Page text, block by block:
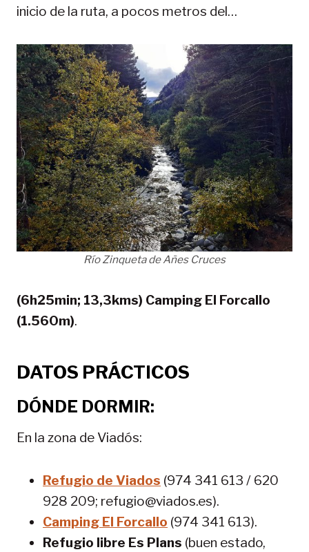
inicio de la ruta, a pocos metros del…
Río Zinqueta de Añes Cruces
(6h25min; 13,3kms) Camping El Forcallo
(1.560m).
DATOS PRÁCTICOS
DÓNDE DORMIR:
En la zona de Viadós:
Refugio de Viados (974 341 613 / 620
928 209; refugio@viados.es).
Camping El Forcallo (974 341 613).
Refugio libre Es Plans (buen estado,